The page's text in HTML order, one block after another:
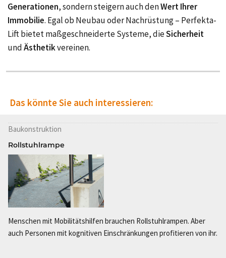
Generationen, sondern steigern auch denWert Ihrer
Immobilie. Egal ob Neubau oder Nachrüstung – Perfekta-
Lift bietet maßgeschneiderte Systeme, dieSicherheit
undÄsthetikvereinen.
Das könnte Sie auch interessieren:
Baukonstruktion
Rollstuhlrampe
Menschen mit Mobilitätshilfen brauchen Rollstuhlrampen. Aber
auch Personen mit kognitiven Einschränkungen profitieren von ihr.